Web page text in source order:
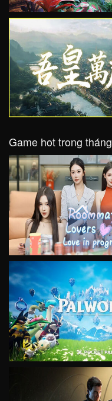
VIEW
Game hot trong tháng
VIEW
VIEW